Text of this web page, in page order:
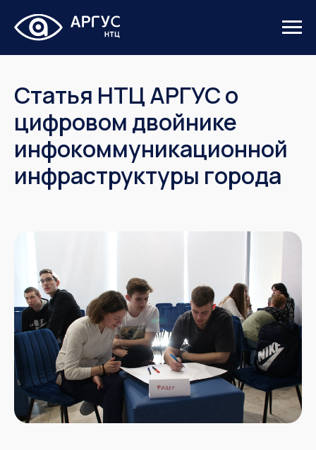
Статья НТЦ АРГУС о
цифровом двойнике
инфокоммуникационной
инфраструктуры города